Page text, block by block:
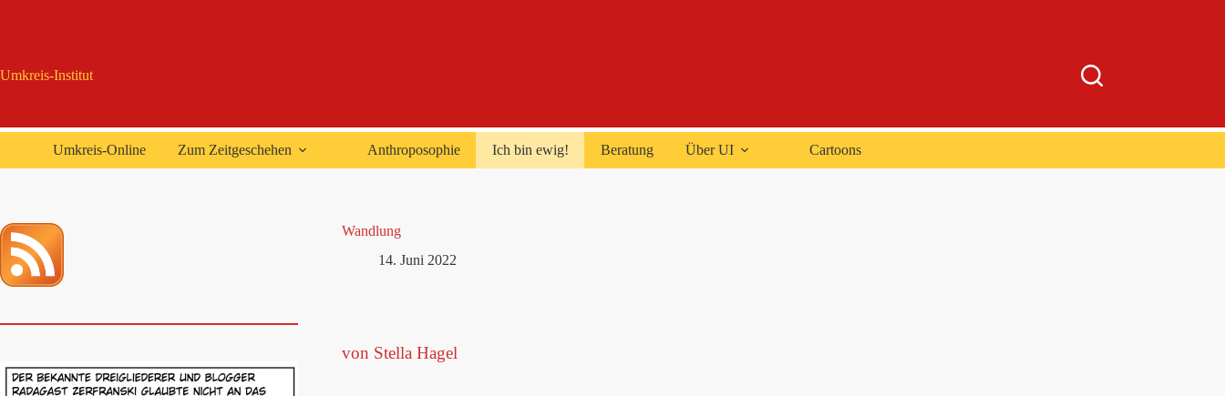
Umkreis-Institut
Umkreis-Online Zum Zeitgeschehen Anthroposophie Ich bin ewig! Beratung Über UI Cartoons
Wandlung
14. Juni 2022
von Stella Hagel